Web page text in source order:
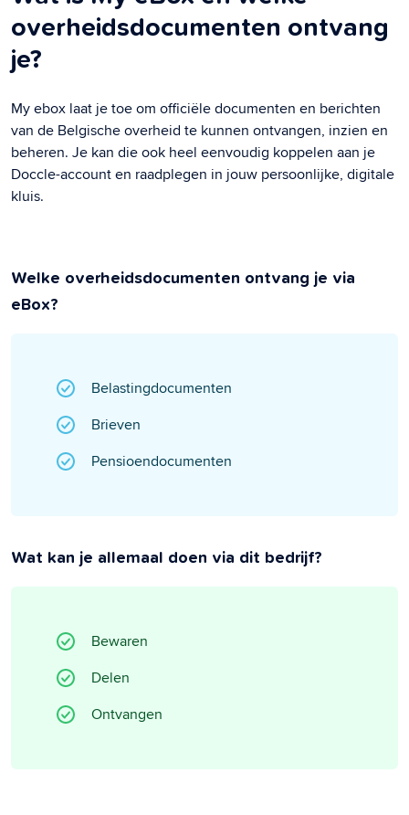
overheidsdocumenten ontvang
je?
My ebox laat je toe om officiële documenten en berichten
van de Belgische overheid te kunnen ontvangen, inzien en
beheren. Je kan die ook heel eenvoudig koppelen aan je
Doccle-account en raadplegen in jouw persoonlijke, digitale
kluis.
Welke overheidsdocumenten ontvang je via
eBox?
Belastingdocumenten
Brieven
Pensioendocumenten
Wat kan je allemaal doen via dit bedrijf?
Bewaren
Delen
Ontvangen